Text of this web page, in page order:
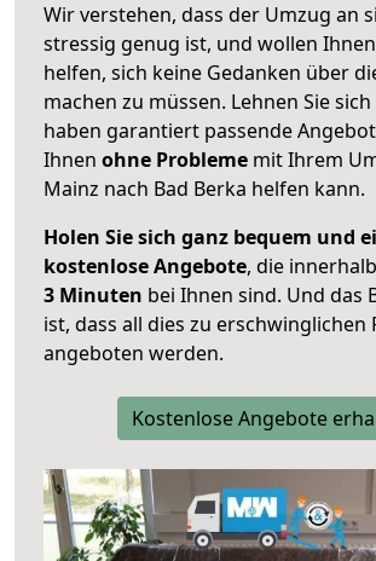
Wir verstehen, dass der Umzug an
stressig genug ist, und wollen
helfen, sich keine Gedanken über
machen zu müssen. Lehnen Sie
haben garantiert passende
Ihnen ohne Probleme mit Ihrem
Mainz nach Bad Berka helfen kann.
Holen Sie sich ganz bequem und
kostenlose Angebote, die
3 Minuten bei Ihnen sind. Und das
ist, dass all dies zu erschwinglichen
angeboten werden.
Kostenlose Angebote